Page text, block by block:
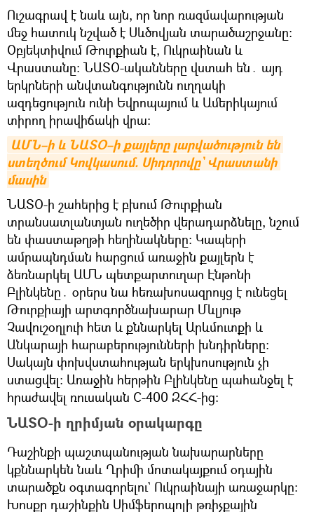
Ուշագրավ է նաև այն, որ նոր ռազմավարության
մեջ հատուկ նշված է Սևծովյան տարածաշրջանը։
Օբյեկտիվում Թուրքիան է, Ուկրաինան և
Վրաստանը։ ՆԱՏՕ-ականները վստահ են․ այդ
երկրների անվտանգությունն ուղղակի
ազդեցություն ունի Եվրոպայում և Ամերիկայում
տիրող իրավիճակի վրա։
ԱՄՆ–ի և ՆԱՏՕ–ի քայլերը լարվածություն են
ստեղծում Կովկասում. Սիդորովը` Վրաստանի
մասին
ՆԱՏՕ-ի շահերից է բխում Թուրքիան
տրանսատլանտյան ուղեծիր վերադարձնելը, նշում
են փաստաթղթի հեղինակները։ Կապերի
ամրապնդման հարցում առաջին քայլերն է
ձեռնարկել ԱՄՆ պետքարտուղար Էնթոնի
Բլինկենը․ օրերս նա հեռախոսազրույց է ունեցել
Թուրքիայի արտգործնախարար Մևլյութ
Չավուշօղլուի հետ և քննարկել Արևմուտքի և
Անկարայի հարաբերությունների խնդիրները։
Սակայն փոխվստահության երկխոսություն չի
ստացվել։ Առաջին հերթին Բլինկենը պահանջել է
հրաժավել ռուսական С-400 ԶՀՀ-ից։
ՆԱՏՕ-ի ղրիմյան օրակարգը
Դաշինքի պաշտպանության նախարարները
կքննարկեն նաև Ղրիմի մոտակայքում օդային
տարածքն օգտագորելու` Ուկրաինայի առաջարկը։
Խոսքը դաշինքին Սիմֆերոպոլի թռիչքային